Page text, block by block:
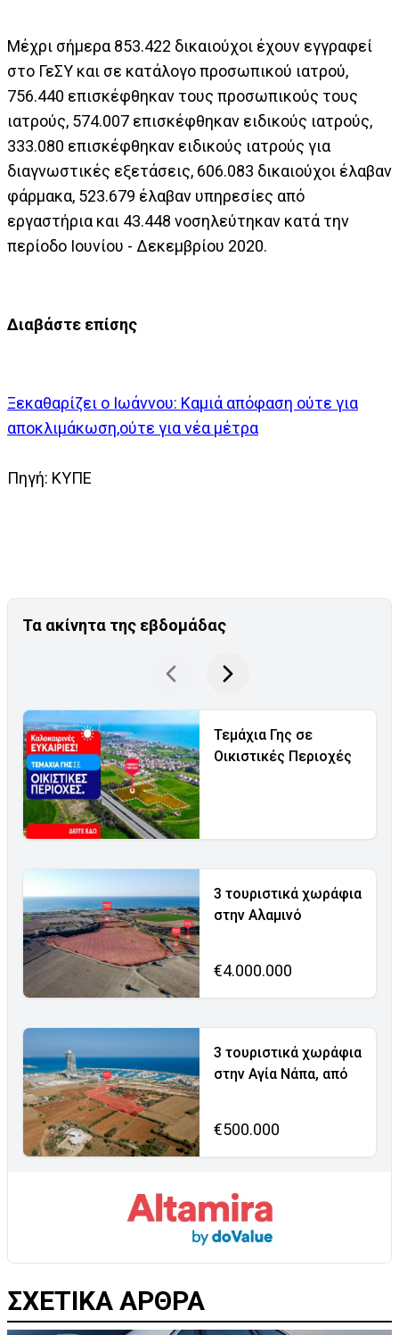
Μέχρι σήμερα 853.422 δικαιούχοι έχουν εγγραφεί
στο ΓεΣΥ και σε κατάλογο προσωπικού ιατρού,
756.440 επισκέφθηκαν τους προσωπικούς τους
ιατρούς, 574.007 επισκέφθηκαν ειδικούς ιατρούς,
333.080 επισκέφθηκαν ειδικούς ιατρούς για
διαγνωστικές εξετάσεις, 606.083 δικαιούχοι έλαβαν
φάρμακα, 523.679 έλαβαν υπηρεσίες από
εργαστήρια και 43.448 νοσηλεύτηκαν κατά την
περίοδο Ιουνίου - Δεκεμβρίου 2020.
Διαβάστε επίσης
Ξεκαθαρίζει ο Ιωάννου: Καμιά απόφαση ούτε για
αποκλιμάκωση,ούτε για νέα μέτρα
Πηγή: ΚΥΠΕ
Τα ακίνητα της εβδομάδας
Τεμάχια Γης σε
Οικιστικές Περιοχές
3 τουριστικά χωράφια
στην Αλαμινό
€4.000.000
3 τουριστικά χωράφια
στην Αγία Νάπα, από
€500.000
ΣΧΕΤΙΚΑ ΑΡΘΡΑ